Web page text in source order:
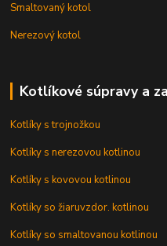
Smaltovaný kotol
Nerezový kotol
Kotlíkové súpravy a
Kotlíky s trojnožkou
Kotlíky s nerezovou kotlinou
Kotlíky s kovovou kotlinou
Kotlíky so žiaruvzdor. kotlinou
Kotlíky so smaltovanou kotlinou